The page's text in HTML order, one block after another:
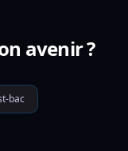
avenir ?
bac